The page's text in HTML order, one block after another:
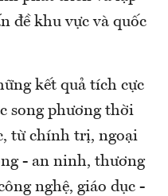
đề khu vực và quốc
kết quả tích cực
song phương thời
từ chính trị, ngoại
- an ninh, thương
nghệ, giáo dục -